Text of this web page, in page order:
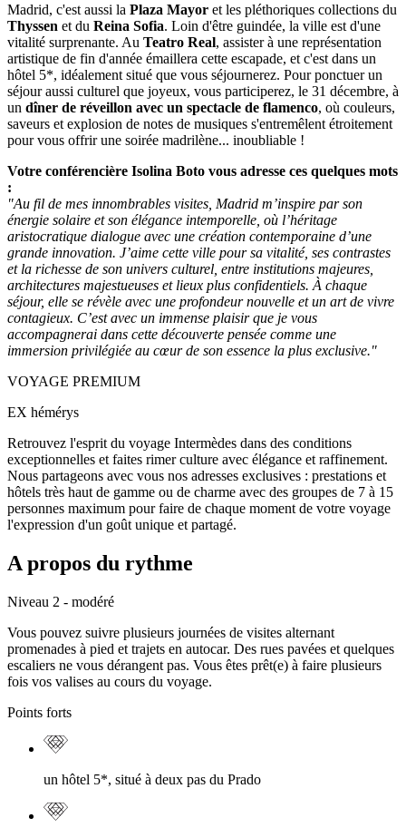
Madrid, c'est aussi la Plaza Mayor et les pléthoriques collections du
Thyssen et du Reina Sofia. Loin d'être guindée, la ville est d'une
vitalité surprenante. Au Teatro Real, assister à une représentation
artistique de fin d'année émaillera cette escapade, et c'est dans un
hôtel 5*, idéalement situé que vous séjournerez. Pour ponctuer un
séjour aussi culturel que joyeux, vous participerez, le 31 décembre, à
un dîner de réveillon avec un spectacle de flamenco, où couleurs,
saveurs et explosion de notes de musiques s'entremêlent étroitement
pour vous offrir une soirée madrilène... inoubliable !
Votre conférencière Isolina Boto vous adresse ces quelques mots
:
"Au fil de mes innombrables visites, Madrid m’inspire par son
énergie solaire et son élégance intemporelle, où l’héritage
aristocratique dialogue avec une création contemporaine d’une
grande innovation. J’aime cette ville pour sa vitalité, ses contrastes
et la richesse de son univers culturel, entre institutions majeures,
architectures majestueuses et lieux plus confidentiels. À chaque
séjour, elle se révèle avec une profondeur nouvelle et un art de vivre
contagieux. C’est avec un immense plaisir que je vous
accompagnerai dans cette découverte pensée comme une
immersion privilégiée au cœur de son essence la plus exclusive."
VOYAGE PREMIUM
EX hémérys
Retrouvez l'esprit du voyage Intermèdes dans des conditions
exceptionnelles et faites rimer culture avec élégance et raffinement.
Nous partageons avec vous nos adresses exclusives : prestations et
hôtels très haut de gamme ou de charme avec des groupes de 7 à 15
personnes maximum pour faire de chaque moment de votre voyage
l'expression d'un goût unique et partagé.
A propos du rythme
Niveau 2 - modéré
Vous pouvez suivre plusieurs journées de visites alternant
promenades à pied et trajets en autocar. Des rues pavées et quelques
escaliers ne vous dérangent pas. Vous êtes prêt(e) à faire plusieurs
fois vos valises au cours du voyage.
Points forts
un hôtel 5*, situé à deux pas du Prado